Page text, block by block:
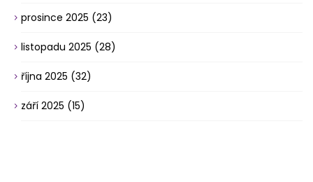
prosince 2025 (23)
listopadu 2025 (28)
října 2025 (32)
září 2025 (15)